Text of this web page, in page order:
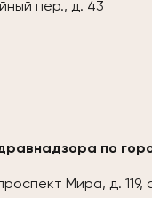
пер., д. 43
по
Мира, д. 119,